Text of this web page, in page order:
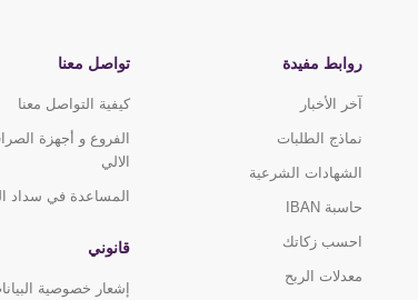
روابط مفيدة
آخر الأخبار
نماذج الطلبات
الشهادات الشرعية
حاسبة IBAN
احسب زكاتك
معدلات الربح
تواصل معنا
كيفية التواصل معنا
الفروع و أجهزة
الالي
المساعدة في سداد
قانوني
إشعار خصوصية